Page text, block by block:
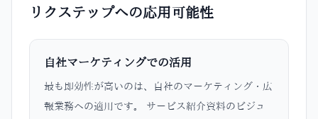
リクステップへの応用可能性
自社マーケティングでの活用
最も即効性が高いのは、自社のマーケティング・広
報業務への適用です。 サービス紹介資料のビジュ